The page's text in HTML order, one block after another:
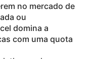
no mercado de
ou
domina a
com uma quota